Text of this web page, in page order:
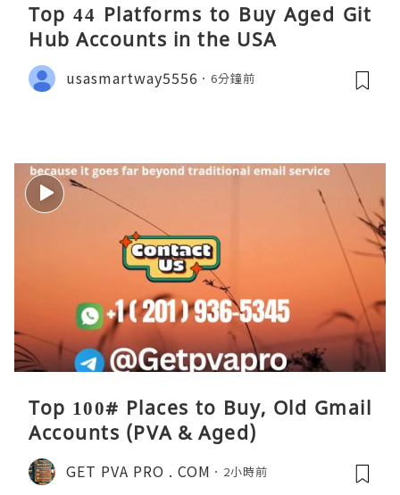
Top 44 Platforms to Buy Aged Git
Hub Accounts in the USA
usasmartway5556 6分鐘前
Top 100# Places to Buy, Old Gmail
Accounts (PVA & Aged)
GET PVA PRO . COM 2小時前